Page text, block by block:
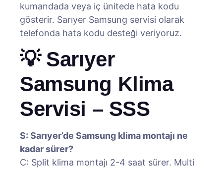
kumandada veya iç ünitede hata kodu
gösterir. Sarıyer Samsung servisi olarak
telefonda hata kodu desteği veriyoruz.
💡 Sarıyer
Samsung Klima
Servisi – SSS
S: Sarıyer’de Samsung klima montajı ne
kadar sürer?
C: Split klima montajı 2-4 saat sürer. Multi